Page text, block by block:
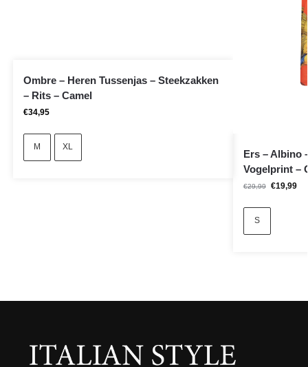
Ombre – Heren Tussenjas – Steekzakken
– Rits – Camel
€34,95
M XL
Ers – Albino
Vogelprint –
€29,99 €19,99
S